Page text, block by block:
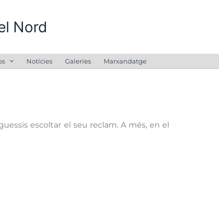
Nord
Notícies Galeries Marxandatge
escoltar el seu reclam. A més, en el